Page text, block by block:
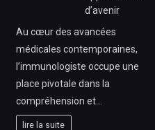
d’avenir
Au cœur des avancées
médicales contemporaines,
l’immunologiste occupe une
place pivotale dans la
compréhension et…
lire la suite